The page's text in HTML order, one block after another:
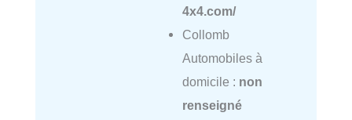
4x4.com/
Collomb
Automobiles à
domicile : non
renseigné